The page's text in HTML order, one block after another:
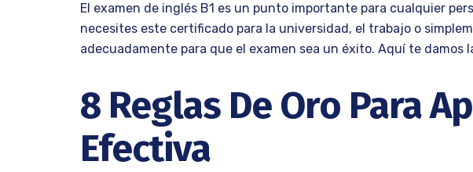
El examen de inglés B1 es un punto importante para cualquier
necesites este certificado para la universidad, el trabajo o
adecuadamente para que el examen sea un éxito. Aquí te damos
8 Reglas De Oro Para
Efectiva